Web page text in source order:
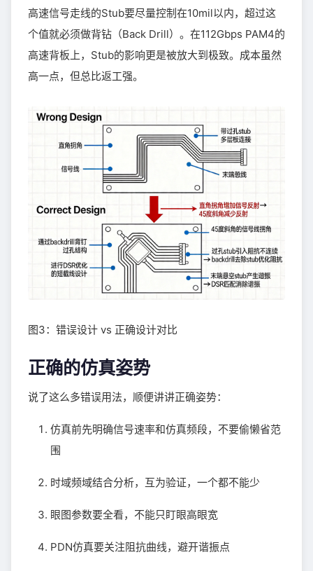
高速信号走线的Stub要尽量控制在10mil以内，超过这
个值就必须做背钻（Back Drill）。在112Gbps PAM4的
高速背板上，Stub的影响更是被放大到极致。成本虽然
高一点，但总比返工强。
图3：错误设计 vs 正确设计对比
正确的仿真姿势
说了这么多错误用法，顺便讲讲正确姿势：
仿真前先明确信号速率和仿真频段，不要偷懒省范
围
时域频域结合分析，互为验证，一个都不能少
眼图参数要全看，不能只盯眼高眼宽
PDN仿真要关注阻抗曲线，避开谐振点